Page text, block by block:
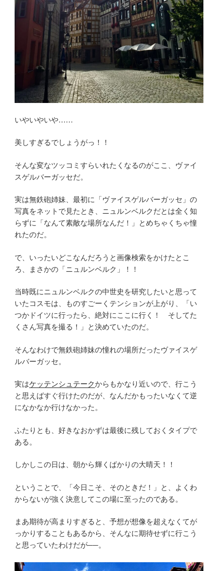
いやいやいや……
美しすぎるでしょうがっ！！
そんな変なツッコミすらいれたくなるのがここ、ヴァイ
スゲルバーガッセだ。
実は無鉄砲姉妹、最初に「ヴァイスゲルバーガッセ」の
写真をネットで見たとき、ニュルンベルクだとは全く知
らずに「なんて素敵な場所なんだ！」とめちゃくちゃ憧
れたのだ。
で、いったいどこなんだろうと画像検索をかけたとこ
ろ、まさかの「ニュルンベルク」！！
当時既にニュルンベルクの中世史を研究したいと思って
いたコスモは、ものすごーくテンションが上がり、「い
つかドイツに行ったら、絶対にここに行く！ そしてた
くさん写真を撮る！」と決めていたのだ。
そんなわけで無鉄砲姉妹の憧れの場所だったヴァイスゲ
ルバーガッセ。
実はケッテンシュテークからもかなり近いので、行こう
と思えばすぐ行けたのだが、なんだかもったいなくて逆
になかなか行けなかった。
ふたりとも、好きなおかずは最後に残しておくタイプで
ある。
しかしこの日は、朝から輝くばかりの大晴天！！
ということで、「今日こそ、そのときだ！」と、よくわ
からないが強く決意してこの場に至ったのである。
まあ期待が高まりすぎると、予想が想像を超えなくてが
っかりすることもあるから、そんなに期待せずに行こう
と思っていたわけだが──。